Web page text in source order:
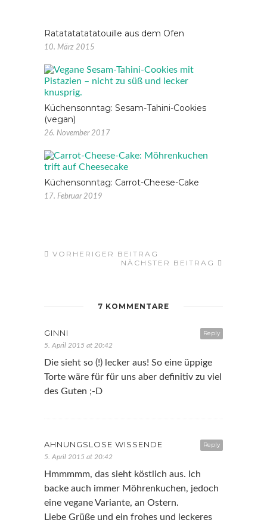
Ratatatatatatouille aus dem Ofen
10. März 2015
Küchensonntag: Sesam-Tahini-Cookies
(vegan)
26. November 2017
Küchensonntag: Carrot-Cheese-Cake
17. Februar 2019
VORHERIGER BEITRAG
NÄCHSTER BEITRAG
7 KOMMENTARE
Reply
GINNI
5. April 2015 at 20:42
Die sieht so (!) lecker aus! So eine üppige
Torte wäre für für uns aber definitiv zu viel
des Guten ;-D
Reply
AHNUNGSLOSE WISSENDE
5. April 2015 at 20:42
Hmmmmm, das sieht köstlich aus. Ich
backe auch immer Möhrenkuchen, jedoch
eine vegane Variante, an Ostern.
Liebe Grüße und ein frohes und leckeres